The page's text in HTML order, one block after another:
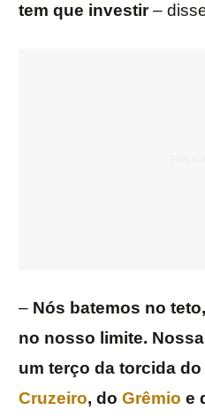
tem que investir–
– Nós batemos no
no nosso limite.
um terço da torcida do
Cruzeiro, do Grêmio e